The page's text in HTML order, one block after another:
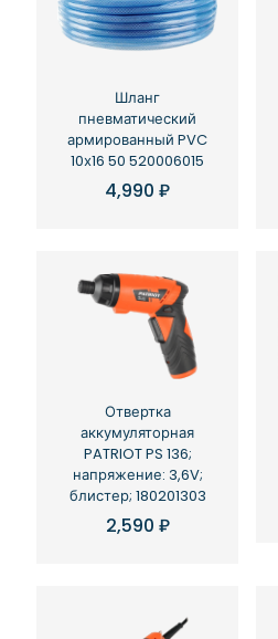
Шланг
пневматический
армированный PVC
10х16 50 520006015
4,990₽
Отвертка
аккумуляторная
PATRIOT PS 136;
напряжение: 3,6V;
блистер; 180201303
2,590 ₽